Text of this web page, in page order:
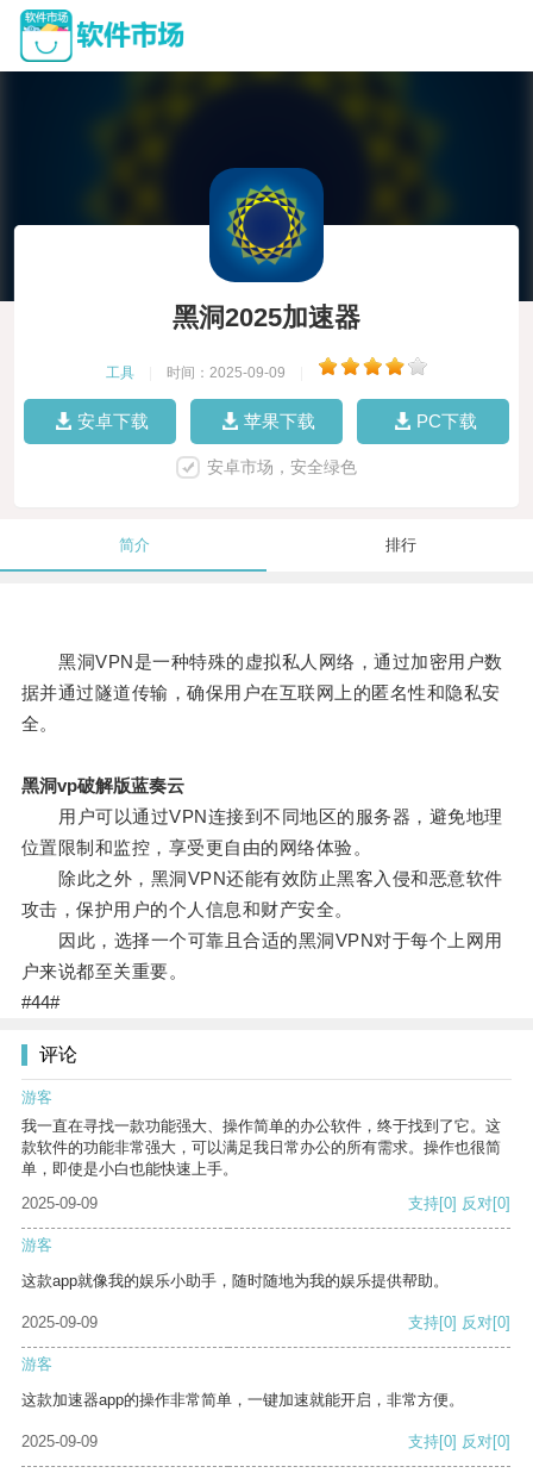
黑洞2025加速器
工具 时间：2025-09-09
安卓下载 苹果下载 PC下载
安卓市场，安全绿色
简介 排行
黑洞VPN是一种特殊的虚拟私人网络，通过加密用户数
据并通过隧道传输，确保用户在互联网上的匿名性和隐私安
全。
黑洞vp破解版蓝奏云
用户可以通过VPN连接到不同地区的服务器，避免地理
位置限制和监控，享受更自由的网络体验。
除此之外，黑洞VPN还能有效防止黑客入侵和恶意软件
攻击，保护用户的个人信息和财产安全。
因此，选择一个可靠且合适的黑洞VPN对于每个上网用
户来说都至关重要。
#44#
评论
游客
我一直在寻找一款功能强大、操作简单的办公软件，终于找到了它。这
款软件的功能非常强大，可以满足我日常办公的所有需求。操作也很简
单，即使是小白也能快速上手。
2025-09-09
支持[0] 反对[0]
游客
这款app就像我的娱乐小助手，随时随地为我的娱乐提供帮助。
2025-09-09 支持[0] 反对[0]
游客
这款加速器app的操作非常简单，一键加速就能开启，非常方便。
2025-09-09 支持[0] 反对[0]